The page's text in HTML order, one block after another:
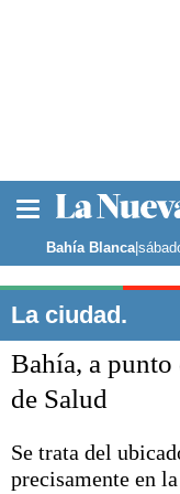
Noticias
Deportes
Bahía Blanca|
La ciudad.
Bahía, a
de Salud
Se trata del
precisamente en